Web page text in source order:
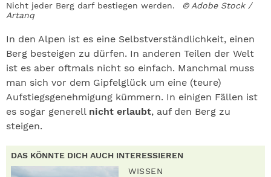
Nicht jeder Berg darf bestiegen werden.
© Adobe Stock /
Artanq
In den Alpen ist es eine Selbstverständlichkeit, einen
Berg besteigen zu dürfen. In anderen Teilen der Welt
ist es aber oftmals nicht so einfach. Manchmal muss
man sich vor dem Gipfelglück um eine (teure)
Aufstiegsgenehmigung kümmern. In einigen Fällen ist
es sogar generell nicht erlaubt, auf den Berg zu
steigen.
DAS KÖNNTE DICH AUCH INTERESSIEREN
WISSEN